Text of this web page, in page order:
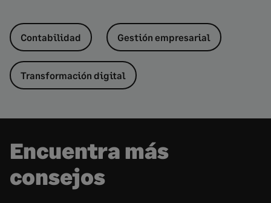
Contabilidad Gestión empresarial
Transformación digital
Encuentra más
consejos